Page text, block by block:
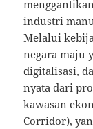
industri
Melalui
negara maju
digitalisasi,
nyata dari
kawasan
Corridor),